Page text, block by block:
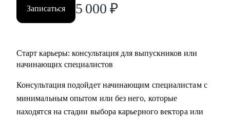
Записаться 5 000 ₽
Старт карьеры: консультация для выпускников или
начинающих специалистов
Консультация подойдет начинающим специалистам с
минимальным опытом или без него, которые
находятся на стадии выбора карьерного вектора или